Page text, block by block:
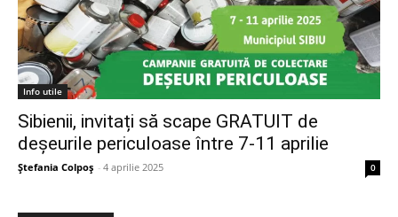
Info utile
Sibienii, invitați să scape GRATUIT de
deșeurile periculoase între 7-11 aprilie
Ștefania Colpoș - 4 aprilie 2025 0